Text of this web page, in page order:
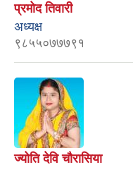
प्रमोद तिवारी
अध्यक्ष
९८५५०७७७९१
ज्योति देवि चौरासिया